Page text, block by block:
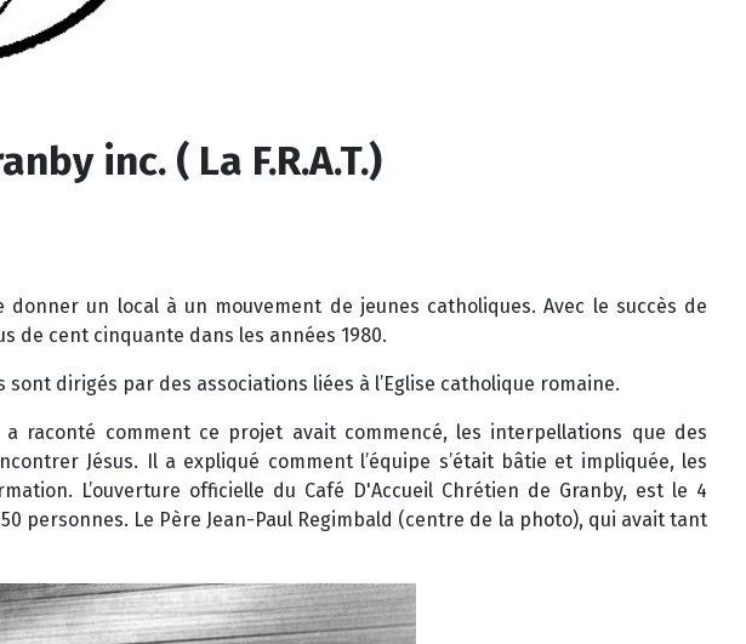
inc. ( La F.R.A.T.)
un local à un mouvement de jeunes catholiques. Avec le succès de
de cent cinquante dans les années 1980.
dirigés par des associations liées à l’Eglise catholique romaine.
raconté comment ce projet avait commencé, les interpellations que des
Jésus. Il a expliqué comment l’équipe s’était bâtie et impliquée, les
L’ouverture officielle du Café D'Accueil Chrétien de Granby, est le 4
personnes. Le Père Jean-Paul Regimbald (centre de la photo), qui avait tant